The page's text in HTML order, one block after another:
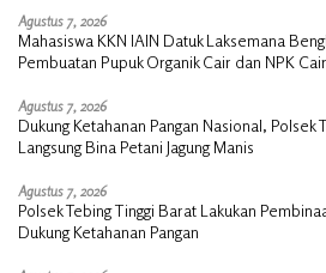
Agustus 7, 2026
Mahasiswa KKN IAIN Datuk Laksemana
Pembuatan Pupuk Organik Cair dan NPK
Agustus 7, 2026
Dukung Ketahanan Pangan Nasional, Polsek
Langsung Bina Petani Jagung Manis
Agustus 7, 2026
Polsek Tebing Tinggi Barat Lakukan
Dukung Ketahanan Pangan